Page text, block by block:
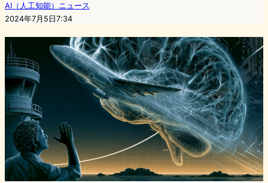
AI（人工知能）ニュース
2024年7月5日7:34